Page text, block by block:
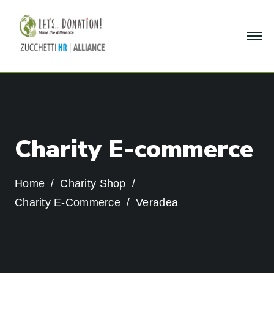
Charity E-commerce
Home
Charity Shop
Charity E-Commerce
Veradea